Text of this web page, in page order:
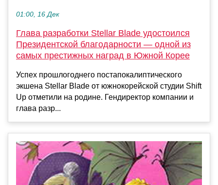
01:00, 16 Дек
Глава разработки Stellar Blade удостоился
Президентской благодарности — одной из
самых престижных наград в Южной Корее
Успех прошлогоднего постапокалиптического
экшена Stellar Blade от южнокорейской студии Shift
Up отметили на родине. Гендиректор компании и
глава разр...